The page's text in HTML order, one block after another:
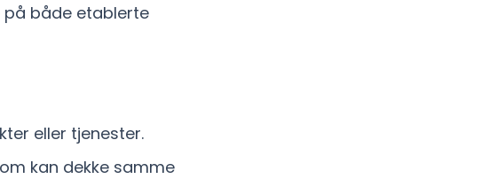
på både etablerte
eller tjenester.
kan dekke samme